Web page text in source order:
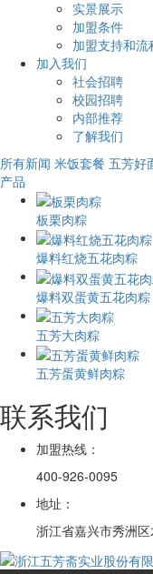
实景展示
加盟条件
加盟支持和流
加入我们
社会招聘
校园招聘
内部推荐
了解我们
所有新闻 米饭套餐 五芳好
产品
板栗肉粽
爆料红烧五花肉粽
爆料双蛋黄五花肉粽
五芳大肉粽
五芳蛋黄鲜肉粽
联系我们
加盟热线：
400-926-0095
地址：
浙江省嘉兴市秀洲